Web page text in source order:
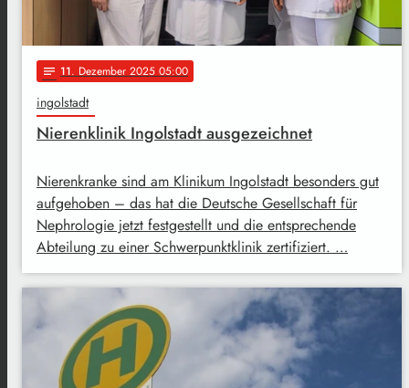
notes 11. Dezember 2025 05:00
ingolstadt
Nierenklinik Ingolstadt ausgezeichnet
Nierenkranke sind am Klinikum Ingolstadt besonders gut
aufgehoben – das hat die Deutsche Gesellschaft für
Nephrologie jetzt festgestellt und die entsprechende
Abteilung zu einer Schwerpunktklinik zertifiziert. …